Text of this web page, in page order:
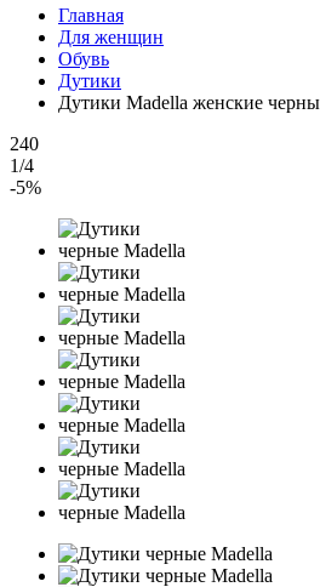
Главная
Для женщин
Обувь
Дутики
Дутики Madella женские
240
1/4
-5%